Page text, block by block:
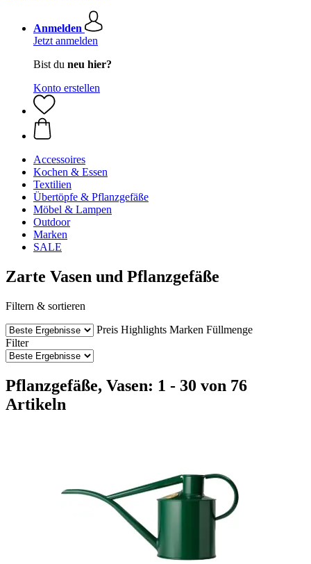
Anmelden
Jetzt anmelden
Bist du neu hier?
Konto erstellen
Accessoires
Kochen & Essen
Textilien
Übertöpfe & Pflanzgefäße
Möbel & Lampen
Outdoor
Marken
SALE
Zarte Vasen und Pflanzgefäße
Filtern & sortieren
Preis Highlights Marken Füllmenge
Filter
Pflanzgefäße, Vasen: 1 - 30 von 76
Artikeln